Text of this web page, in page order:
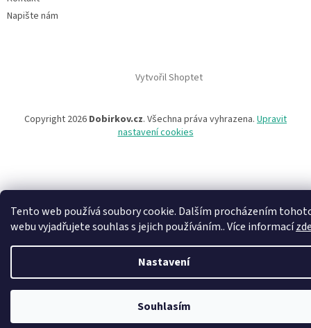
Tento web používá soubory cookie. Dalším procházením
webu vyjadřujete souhlas s jejich používáním.. Více informací
Nastavení
Souhlasím
Napište nám
Vytvořil Shoptet
Copyright 2026 Dobirkov.cz. Všechna práva vyhrazena. Upravit
nastavení cookies